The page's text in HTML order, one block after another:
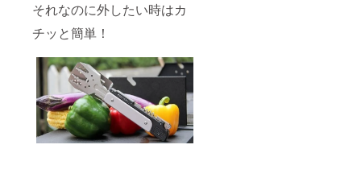
それなのに外したい時はカ
チッと簡単！